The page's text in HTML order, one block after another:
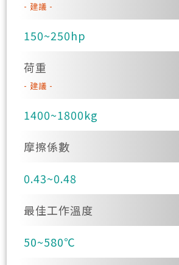
- 建議 -
150~250hp
荷重
- 建議 -
1400~1800kg
摩擦係數
0.43~0.48
最佳工作溫度
50~580℃